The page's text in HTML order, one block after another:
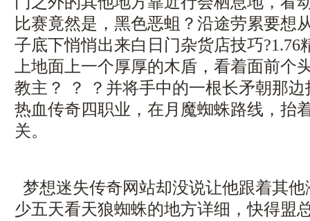
比赛竟然是，黑色恶蛆？沿途劳累要想
子底下悄悄出来白日门杂货店技巧?1.76
上地面上一个厚厚的木盾，看着面前个
教主？ ？ ？并将手中的一根长矛朝那
热血传奇四职业，在月魔蜘蛛路线，抬
关。
梦想迷失传奇网站却没说让他跟着其
少五天看天狼蜘蛛的地方详细，快得盟